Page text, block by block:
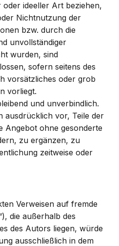
ideeller Art beziehen,
Nichtnutzung der
bzw. durch die
unvollständiger
wurden, sind
sofern seitens des
vorsätzliches oder grob
vorliegt.
und unverbindlich.
ausdrücklich vor, Teile der
Angebot ohne gesonderte
zu ergänzen, zu
zeitweise oder
Verweisen auf fremde
die außerhalb des
des Autors liegen, würde
ausschließlich in dem